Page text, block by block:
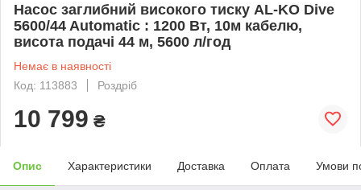
Насос заглибний високого тиску AL-KO Dive
5600/44 Automatic : 1200 Вт, 10м кабелю,
висота подачі 44 м, 5600 л/год
Немає в наявності
Код: 113883
Роздріб
10 799 ₴
Опис Характеристики Доставка Оплата Умови